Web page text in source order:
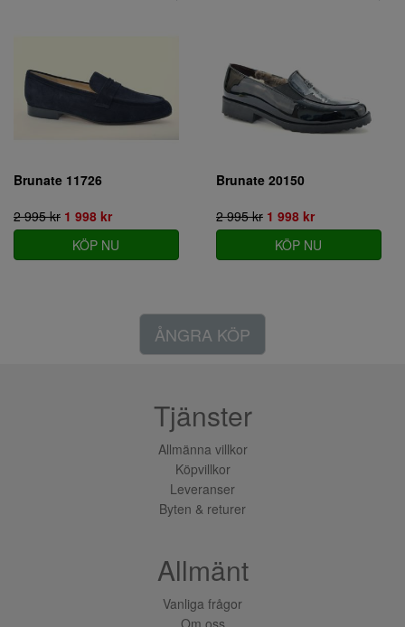
Brunate 11726
2 995 kr 1 998 kr
KÖP NU
Brunate 20150
2 995 kr 1 998 kr
KÖP NU
ÅNGRA KÖP
Tjänster
Allmänna villkor
Köpvillkor
Leveranser
Byten & returer
Allmänt
Vanliga frågor
Om oss